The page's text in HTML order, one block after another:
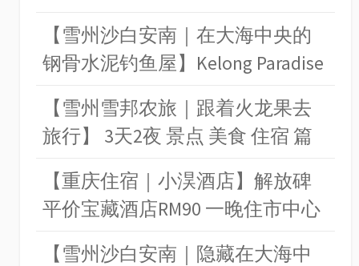
【雪州沙白安南｜在大海中央的
钢骨水泥钓鱼屋】Kelong Paradise
【雪州雪邦农旅｜跟着火龙果去
旅行】 3天2夜 景点 美食 住宿 篇
【重庆住宿｜小淏酒店】解放碑
平价宝藏酒店RM90 一晚住市中心
【雪州沙白安南｜隐藏在大海中